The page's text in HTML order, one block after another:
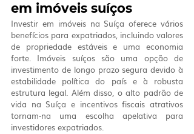
em imóveis suíços
Investir em imóveis na Suíça oferece vários
benefícios para expatriados, incluindo valores
de propriedade estáveis e uma economia
forte. Imóveis suíços são uma opção de
investimento de longo prazo segura devido à
estabilidade política do país e à robusta
estrutura legal. Além disso, o alto padrão de
vida na Suíça e incentivos fiscais atrativos
tornam-na uma escolha apelativa para
investidores expatriados.